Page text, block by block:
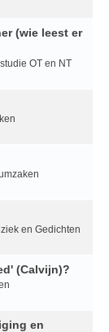
(wie leest er
OT en NT
en Gedichten
(Calvijn)?
en